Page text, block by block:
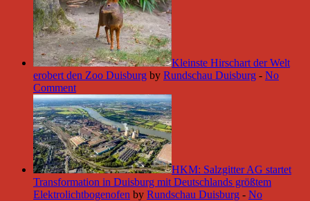
Kleinste Hirschart der Welt
erobert den Zoo Duisburg by Rundschau Duisburg - No
Comment
HKM: Salzgitter AG startet
Transformation in Duisburg mit Deutschlands größtem
Elektrolichtbogenofen by Rundschau Duisburg - No